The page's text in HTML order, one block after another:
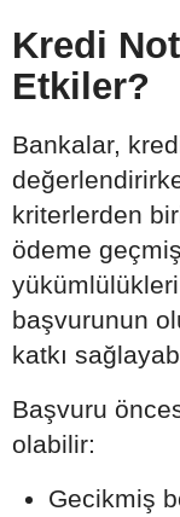
Kredi
Etkiler?
Bankalar,
kriterlerden
ödeme
başvurunun
katkı
Başvuru
olabilir:
Gecikmiş